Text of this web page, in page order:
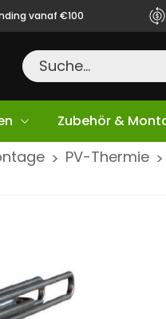
vanaf €100
Zubehör &
> PV-Thermie >